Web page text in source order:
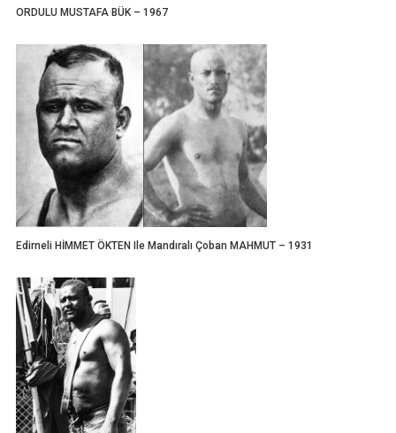
ORDULU MUSTAFA BÜK – 1967
Edirneli HİMMET ÖKTEN Ile Mandıralı Çoban MAHMUT – 1931